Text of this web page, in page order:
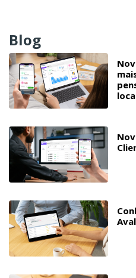
Blog